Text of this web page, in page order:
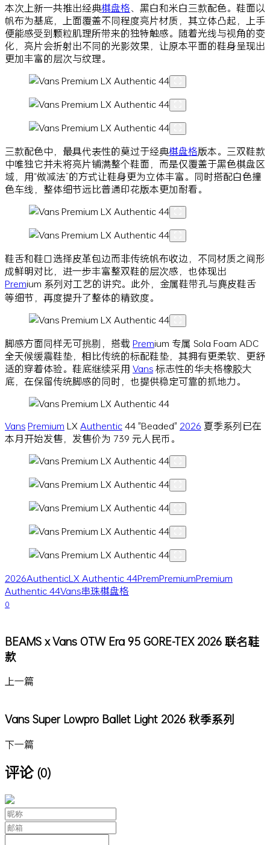
本次上新一共推出经典棋盘格、黑白和米白三款配色。鞋面以
帆布为基底，上面覆盖不同程度亮片材质，其立体凸起，上手
便能感受到颗粒肌理所带来的独特触感。随着光线与视角的变
化，亮片会折射出不同的光影效果，让原本平面的鞋身呈现出
更加丰富的层次与纹理。
三款配色中，最具代表性的莫过于经典棋盘格版本。三双鞋款
中唯独它并未将亮片铺满整个鞋面，而是仅覆盖于黑色棋盘区
域，用“做减法”的方式让鞋身更为立体丰富。同时搭配白色撞
色车线，整体细节远比普通印花版本更加耐看。
鞋舌和鞋口选择皮革包边而非传统帆布收边，不同材质之间形
成鲜明对比，进一步丰富整双鞋的层次感，也体现出
Premium 系列对工艺的讲究。此外，金属鞋带孔与麂皮鞋舌
等细节，再度提升了整体的精致度。
脚感方面同样无可挑剔，搭载Premium 专属 Sola Foam ADC
全天候缓震鞋垫，相比传统的标配鞋垫，其拥有更柔软、更舒
适的穿着体验。鞋底继续采用 Vans标志性的华夫格橡胶大
底，在保留传统脚感的同时，也提供稳定可靠的抓地力。
VansPremium LX Authentic44 "Beaded" 2026 夏季系列已在
本月开始发售，发售价为 739 元人民币。
2026AuthenticLX Authentic 44PremPremiumPremium
Authentic 44Vans串珠棋盘格
0
BEAMS x Vans OTW Era 95 GORE-TEX 2026 联名鞋
款
上一篇
Vans Super Lowpro Ballet Light 2026 秋季系列
下一篇
评论 (0)